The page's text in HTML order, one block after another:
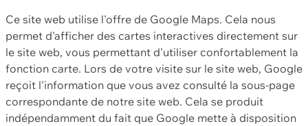
Ce site web utilise l'offre de Google Maps. Cela nous
permet d'afficher des cartes interactives directement sur
le site web, vous permettant d'utiliser confortablement la
fonction carte. Lors de votre visite sur le site web, Google
reçoit l'information que vous avez consulté la sous-page
correspondante de notre site web. Cela se produit
indépendamment du fait que Google mette à disposition